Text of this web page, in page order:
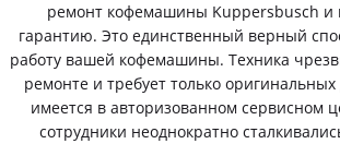
ремонт кофемашины Kuppersbusch и
гарантию. Это единственный верный
работу вашей кофемашины. Техника
ремонте и требует только оригинальных
имеется в авторизованном сервисном
сотрудники неоднократно